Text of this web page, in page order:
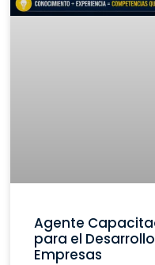
Agente
para el
Empresas